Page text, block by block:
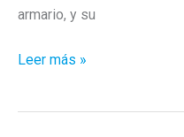
armario, y su
‘El
Leer más »